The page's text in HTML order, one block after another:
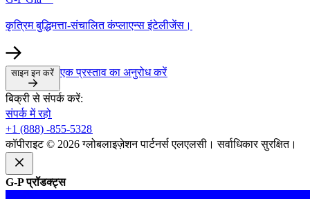
कृत्रिम बुद्धिमत्ता-संचालित कंप्लाएन्स इंटेलीजेंस।​​
साइन इन करें​​ एक प्रस्ताव का अनुरोध करें​​
बिक्री से संपर्क करें:​​
संपर्क में रहो​​
+1 (888) -855-5328​​
कॉपीराइट © 2026 ग्लोबलाइज़ेशन पार्टनर्स एलएलसी। सर्वाधिकार सुरक्षित।​​
G-P प्रॉडक्ट्स​​